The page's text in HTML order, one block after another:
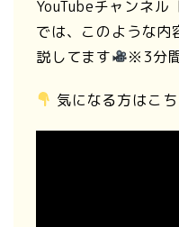
YouTubeチャンネル
では、このような内
説してます
※3分
気になる方はこ